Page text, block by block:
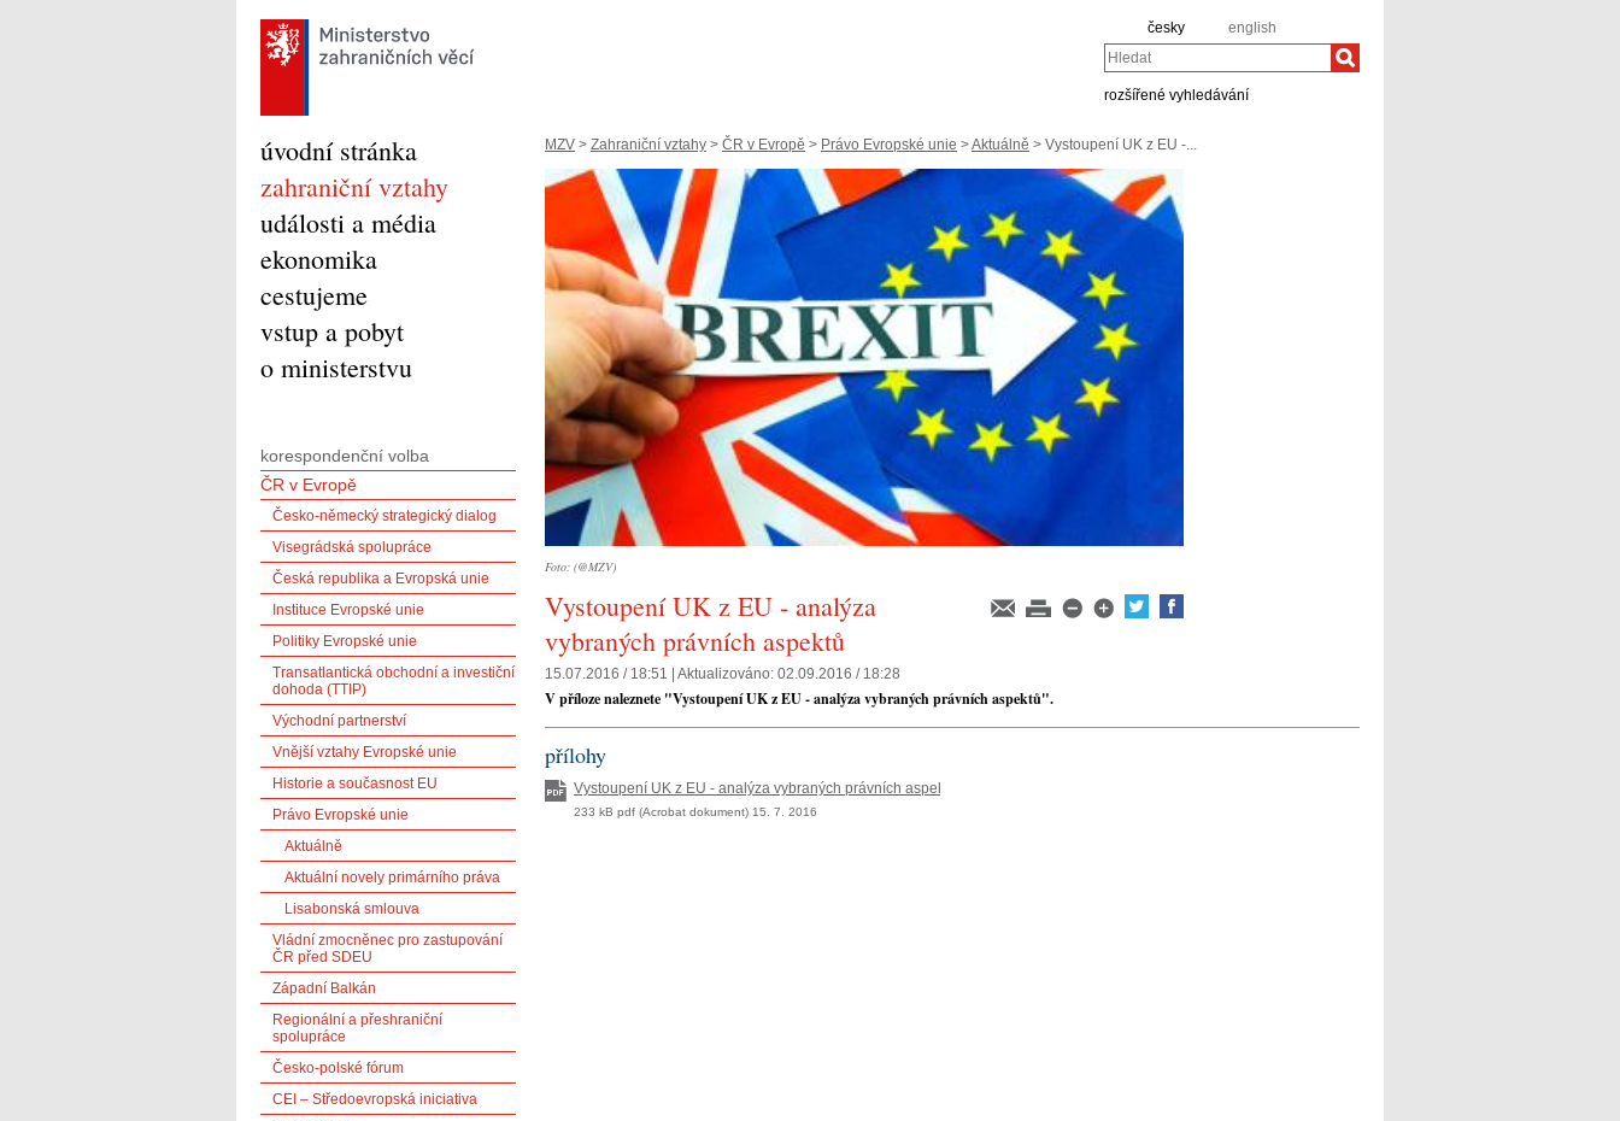
česky english
Hledat
rozšířené vyhledávání
MZV > Zahraniční vztahy > ČR v Evropě > Právo Evropské unie >Aktuálně > Vystoupení UK z EU -...
Foto: (@MZV)
Vystoupení UK z EU - analýza
vybraných právních aspektů
15.07.2016 / 18:51 | Aktualizováno: 02.09.2016 / 18:28
V příloze naleznete "Vystoupení UK z EU - analýza vybraných právních aspektů".
přílohy
Vystoupení UK z EU - analýza vybraných právních aspektů
233 kB pdf (Acrobat dokument) 15. 7. 2016
úvodní stránka
zahraniční vztahy
události a média
ekonomika
cestujeme
vstup a pobyt
o ministerstvu
korespondenční volba
ČR v Evropě
Česko-německý strategický dialog
Visegrádská spolupráce
Česká republika a Evropská unie
Instituce Evropské unie
Politiky Evropské unie
Transatlantická obchodní a investiční
dohoda (TTIP)
Východní partnerství
Vnější vztahy Evropské unie
Historie a současnost EU
Právo Evropské unie
Aktuálně
Aktuální novely primárního práva
Lisabonská smlouva
Vládní zmocněnec pro zastupování
ČR před SDEU
Západní Balkán
Regionální a přeshraniční
spolupráce
Česko-polské fórum
CEI – Středoevropská iniciativa